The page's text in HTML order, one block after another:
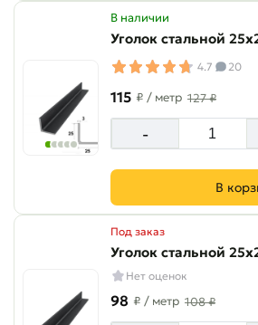
В наличии
Уголок стальной
4.7 20
115 ₽ / метр 127 ₽
-
В
Под заказ
Уголок стальной
Нет оценок
98 ₽ / метр 108 ₽